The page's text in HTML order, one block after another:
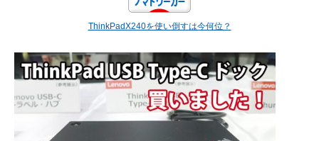
ThinkPadX240を使い倒すは今何位？